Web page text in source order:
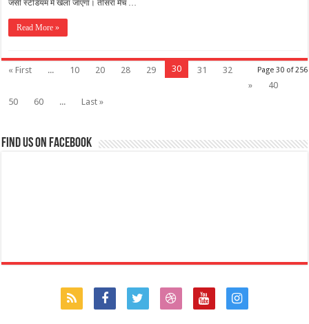
जर्सी स्टेडियम में खेला जाएगा। तीसरा मैच …
Read More »
Page 30 of 256
« First ... 10 20 28 29 30 31
32
»
40
50
60 ... Last »
Find us on Facebook